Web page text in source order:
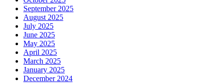
September 2025
August 2025
July 2025
June 2025
May 2025
April 2025
March 2025
January 2025
December 2024